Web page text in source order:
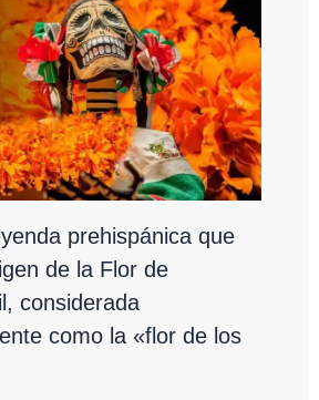
prehispánica que
de la Flor de
considerada
como la «flor de los